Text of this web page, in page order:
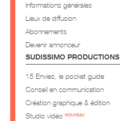
Informations générales
Lieux de diffusion
Abonnements
Devenir annonceur
SUDISSIMO PRODUCTIONS
15 Envies, le pocket guide
Conseil en communication
Création graphique & édition
Studio vidéo NOUVEAU